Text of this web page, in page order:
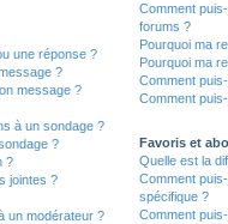
une réponse ?
?
message ?
à un sondage ?
?
?
jointes ?
un modérateur ?
Comment
forums ?
Pourquoi ma
Pourquoi ma
Comment
Comment
Favoris et
Quelle est la
Comment
spécifique ?
Comment